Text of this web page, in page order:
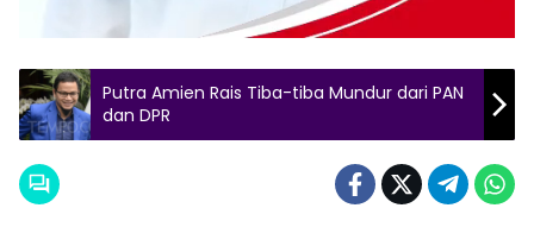
Putra Amien Rais Tiba-tiba Mundur dari PAN
dan DPR